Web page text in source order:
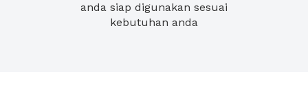
anda siap digunakan sesuai
kebutuhan anda